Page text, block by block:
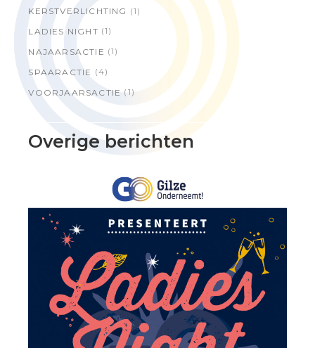
KERSTVERLICHTING (1)
LADIES NIGHT (1)
NAJAARSACTIE (1)
SPAARACTIE (4)
VOORJAARSACTIE (1)
Overige berichten